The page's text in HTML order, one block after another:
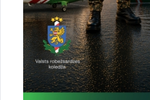
1 minūte
_gid
Statistikas sīkdatnes
uzlabotu vietnes